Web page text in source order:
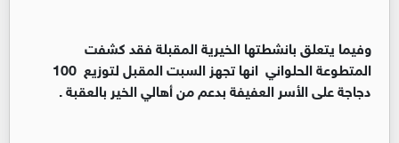
وفيما يتعلق بانشطتها الخيرية المقبلة فقد كشفت
المتطوعة الحلواني انها تجهز السبت المقبل لتوزيع 100
دجاجة على الأسر العفيفة بدعم من أهالي الخير بالعقبة .